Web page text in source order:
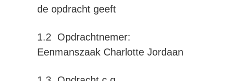
de opdracht geeft
1.2 Opdrachtnemer:
Eenmanszaak Charlotte Jordaan